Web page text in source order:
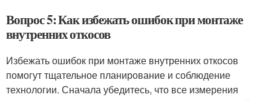
Вопрос 5: Как избежать ошибок при монтаже
внутренних откосов
Избежать ошибок при монтаже внутренних откосов
помогут тщательное планирование и соблюдение
технологии. Сначала убедитесь, что все измерения